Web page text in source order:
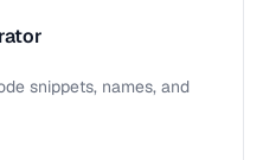
snippets, names, and